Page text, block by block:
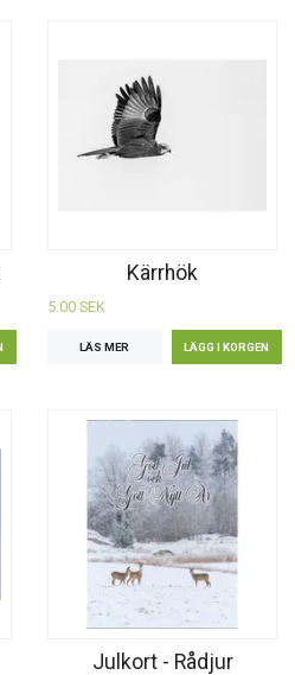
Kärrhök
5.00 SEK
LÄS MER
Julkort - Rådjur